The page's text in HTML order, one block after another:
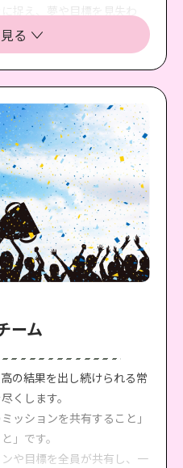
捉え、夢や目標を見失わ
ます。世の中には二通りの
る人。失敗も成功もしない
ジする人を応援し、そんな
な成果、大きな成幸を手に
る
ーム
の結果を出し続けられる常
くします。
ッションを共有すること」
」です。
や目標を全員が共有し、一